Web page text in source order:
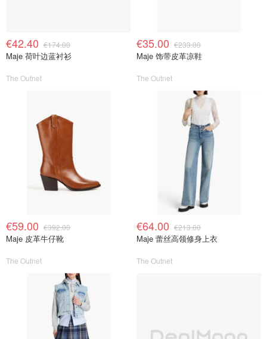
€42.40 €174.00
Maje 荷叶边蓝衬衫
The Outnet
€35.00 €233.00
Maje 饰带皮革凉鞋
The Outnet
€59.00 €392.00
Maje 皮革牛仔靴
The Outnet
€64.00 €213.00
Maje 蕾丝高领修身上衣
The Outnet